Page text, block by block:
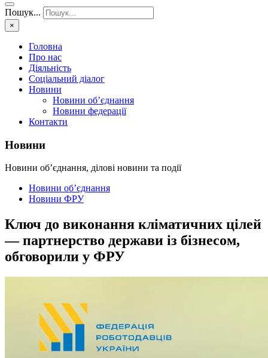
Пошук...
×
Головна
Про нас
Діяльність
Соціальний діалог
Новини
Новини об’єднання
Новини федерації
Контакти
Новини
Новини об’єднання, ділові новини та події
Новини об’єднання
Новини ФРУ
Ключ до виконання кліматичних цілей
— партнерство держави із бізнесом,
обговорили у ФРУ